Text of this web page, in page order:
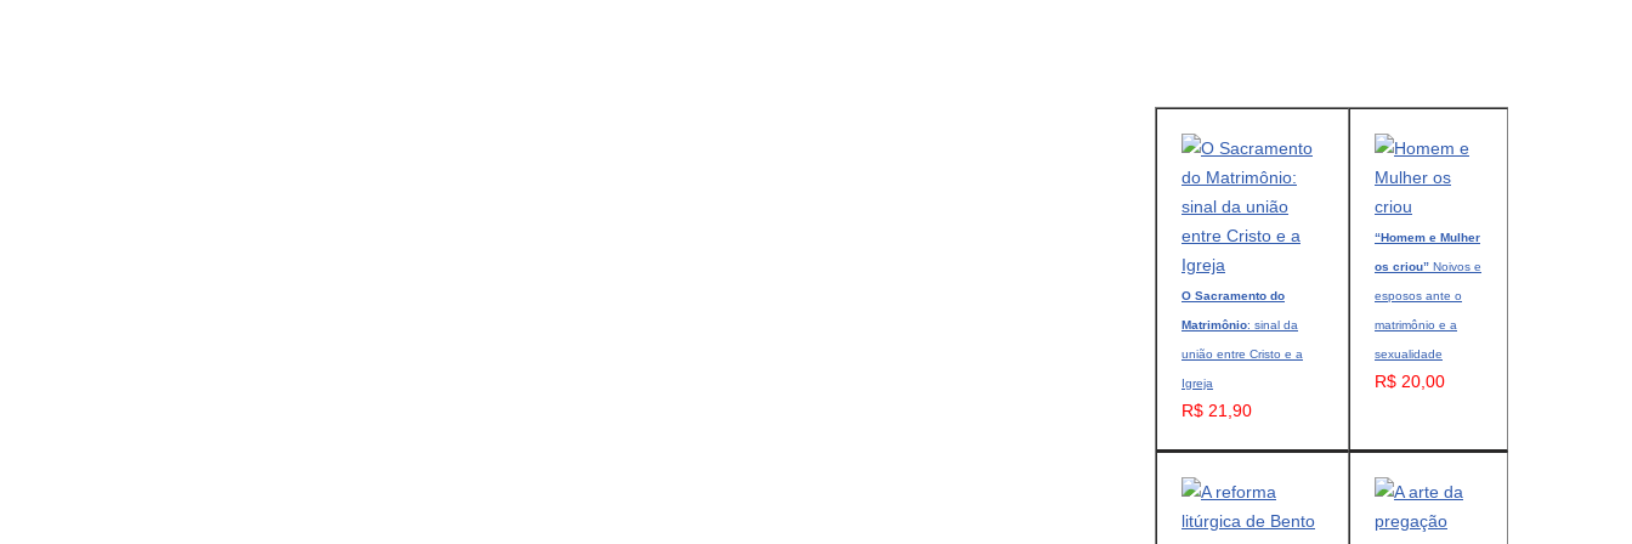
O Sacramento do
Matrimônio: sinal da
união entre Cristo e a
Igreja
R$ 21,90
“Homem e Mulher
os criou” Noivos e
esposos ante o
matrimônio e a
sexualidade
R$ 20,00